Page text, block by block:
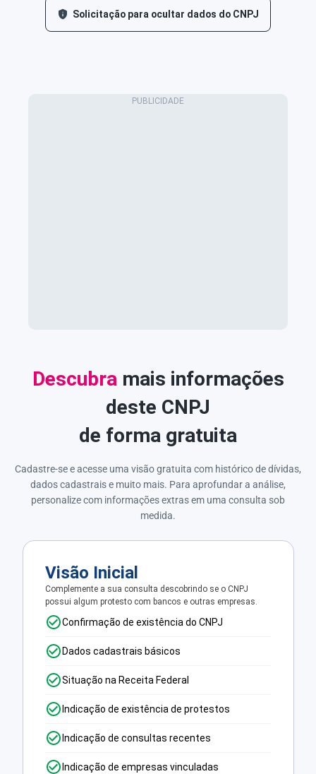
Solicitação para ocultar dados do CNPJ
Descubra mais informações
deste CNPJ
de forma gratuita
Cadastre-se e acesse uma visão gratuita com histórico de dívidas,
dados cadastrais e muito mais. Para aprofundar a análise,
personalize com informações extras em uma consulta sob
medida.
Visão Inicial
Complemente a sua consulta descobrindo se o CNPJ
possui algum protesto com bancos e outras empresas.
Confirmação de existência do CNPJ
Dados cadastrais básicos
Situação na Receita Federal
Indicação de existência de protestos
Indicação de consultas recentes
Indicação de empresas vinculadas